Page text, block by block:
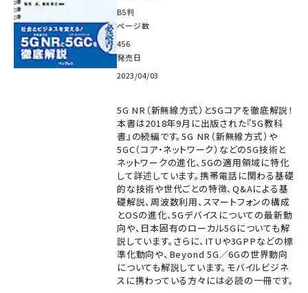
B5判
ページ数
456
発売日
2023/04/03
5G NR（新無線方式）と5Gコアを徹底解説！
本書は2018年9月に出版された『5G教科
書』の続編です。5G NR（新無線方式）や
5GC（コア・ネットワーク）などの5G技術と
ネットワークの進化、5Gの適用領域に特化
して詳述しています。携帯電話に関わる基礎
的な技術や世代ごとの特徴、Q&Aによる基
礎解説、周波数利用、スマートフォンの構成
とOSの進化、5Gデバイスについての最新動
向や、日本固有のローカル5Gについても解
説しています。さらに、ITUや3GPPなどの標
準化動向や、Beyond 5G／6Gの世界動向
についても解説しています。モバイルビジネ
スに携わっている方々には必読の一冊です。